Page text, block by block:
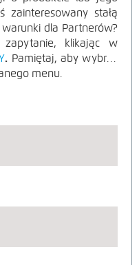
zainteresowany stałą
warunki dla Partnerów?
klikając w
. Pamiętaj, aby wybrać
menu.